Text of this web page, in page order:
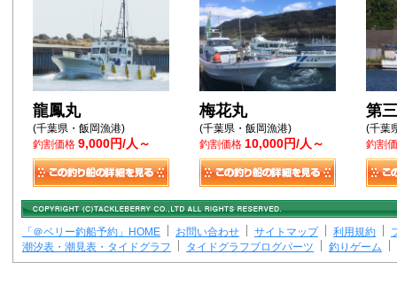
龍鳳丸
(千葉県・飯岡漁港)
釣割価格 9,000円/人～
梅花丸
(千葉県・飯岡漁港)
釣割価格 10,000円/人～
第
(千葉
釣割
「＠ベリー釣船予約」HOME お問い合わせ サイトマップ 利用規約
潮汐表・潮見表・タイドグラフ
タイドグラフブログパーツ 釣りゲーム